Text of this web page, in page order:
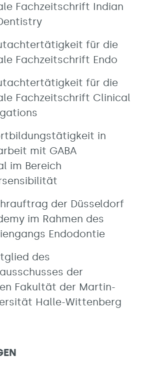
Fachzeitschrift Indian
für die
Fachzeitschrift Endo
für die
Fachzeitschrift Clinical
in
mit GABA
im Bereich
der Düsseldorf
im Rahmen des
Endodontie
des
der
Fakultät der Martin-
Halle-Wittenberg